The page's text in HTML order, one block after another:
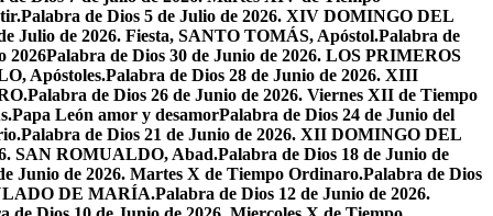
Palabra de Dios 5 de Julio de 2026. XIV DOMINGO DEL
Julio de 2026. Fiesta, SANTO TOMÁS, Apóstol.Palabra de
2026Palabra de Dios 30 de Junio de 2026. LOS PRIMEROS
Apóstoles.Palabra de Dios 28 de Junio de 2026. XIII
Palabra de Dios 26 de Junio de 2026. Viernes XII de Tiempo
Papa León amor y desamorPalabra de Dios 24 de Junio del
Palabra de Dios 21 de Junio de 2026. XII DOMINGO DEL
SAN ROMUALDO, Abad.Palabra de Dios 18 de Junio de
Junio de 2026. Martes X de Tiempo Ordinaro.Palabra de Dios
DE MARÍA.Palabra de Dios 12 de Junio de 2026.